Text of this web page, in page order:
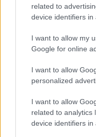
related to
device identifiers in
I want to allow my
Google for online
I want to allow
personalized
I want to allow
related to analytics
device identifiers in
Adja meg
meg e-mail címét:
Megismertem és